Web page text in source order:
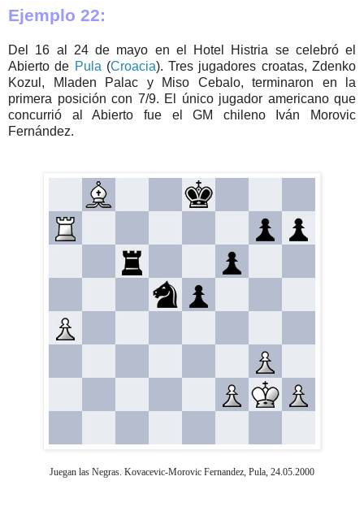
Ejemplo 22:
Del 16 al 24 de mayo en el Hotel Histria se celebró el
Abierto de Pula (Croacia). Tres jugadores croatas, Zdenko
Kozul, Mladen Palac y Miso Cebalo, terminaron en la
primera posición con 7/9. El único jugador americano que
concurrió al Abierto fue el GM chileno Iván Morovic
Fernández.
Juegan las Negras. Kovacevic-Morovic Fernandez, Pula, 24.05.2000